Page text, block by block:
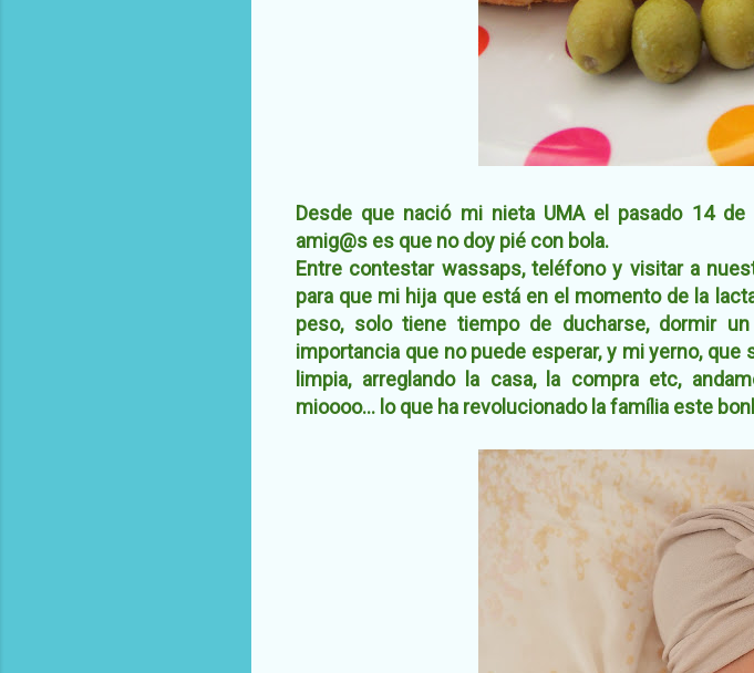
Desde que nació mi nieta UMA el pasado 14 de
amig@s es que no doy pié con bola.
Entre contestar wassaps, teléfono y visitar a
para que mi hija que está en el momento de la
peso, solo tiene tiempo de ducharse, dormir
importancia que no puede esperar, y mi yerno, que
limpia, arreglando la casa, la compra etc,
mioooo... lo que ha revolucionado la família este